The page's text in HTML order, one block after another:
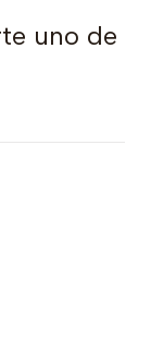
uno de